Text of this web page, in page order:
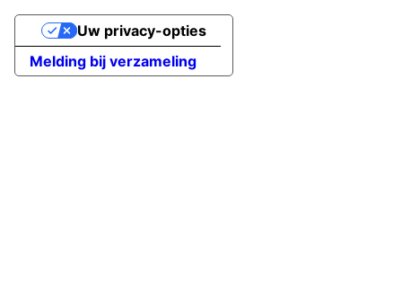
Melding bij verzameling
Uw privacy-opties